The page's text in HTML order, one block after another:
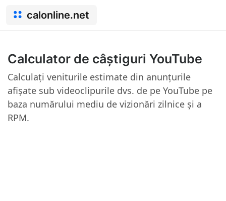
calonline.net
Calculator de câștiguri YouTube
Calculați veniturile estimate din anunțurile
afișate sub videoclipurile dvs. de pe YouTube pe
baza numărului mediu de vizionări zilnice și a
RPM.